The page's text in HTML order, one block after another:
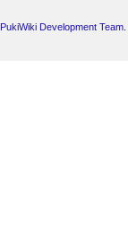
PukiWiki Development Team